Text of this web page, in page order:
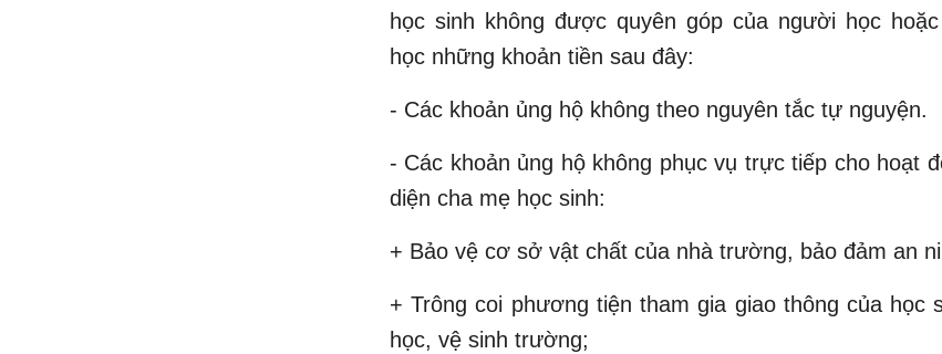
học sinh không được quyên góp của người học
học những khoản tiền sau đây:
- Các khoản ủng hộ không theo nguyên tắc tự nguyện.
- Các khoản ủng hộ không phục vụ trực tiếp cho hoạt
diện cha mẹ học sinh:
+ Bảo vệ cơ sở vật chất của nhà trường, bảo đảm an
+ Trông coi phương tiện tham gia giao thông của học
học, vệ sinh trường;